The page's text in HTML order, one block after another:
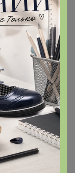
12. Вторая
привезти все
и оплата сразу
заказы такие).
позицию
все
было